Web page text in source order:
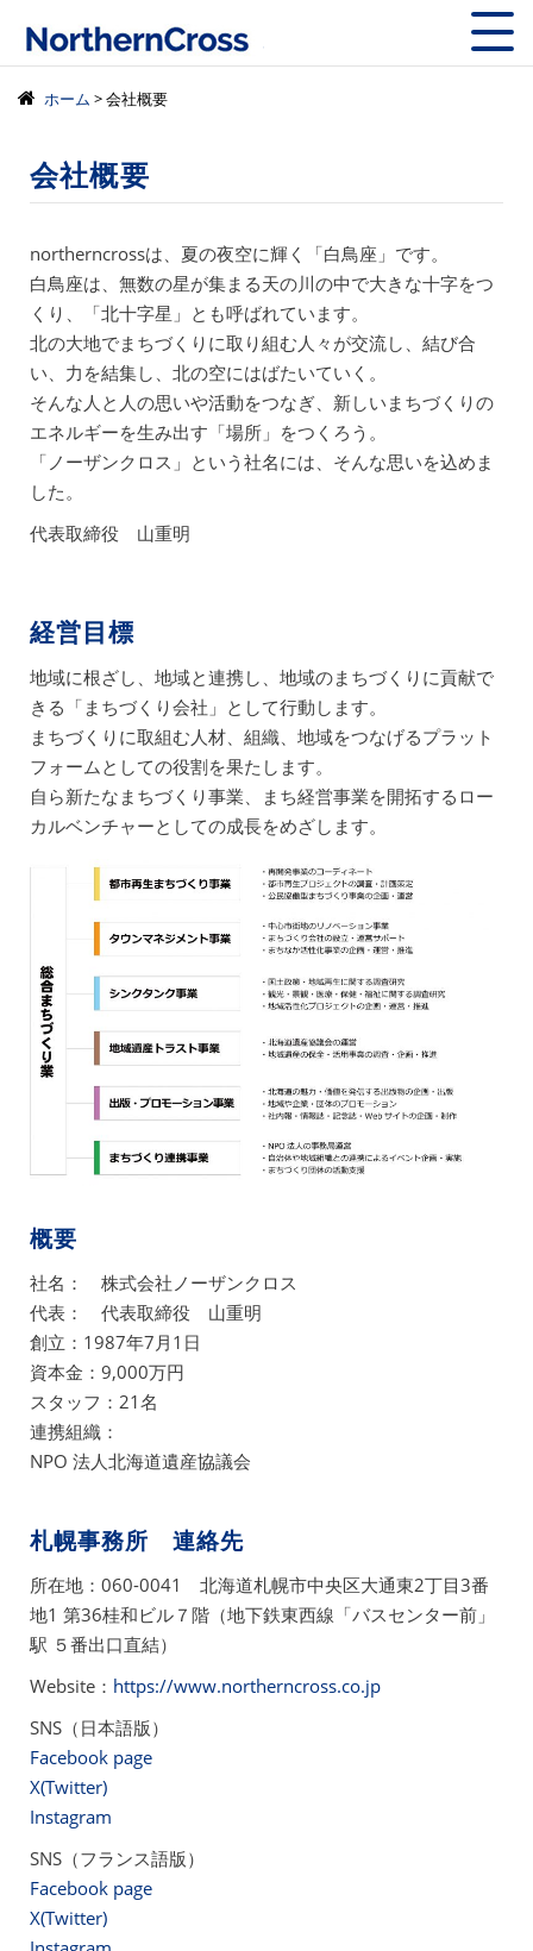
株式会社ノーザン
ホーム > 会社概要
会社概要
northerncrossは、夏の夜空に輝く「白鳥座」です。
白鳥座は、無数の星が集まる天の川の中で大きな十字をつ
くり、「北十字星」とも呼ばれています。
北の大地でまちづくりに取り組む人々が交流し、結び合
い、力を結集し、北の空にはばたいていく。
そんな人と人の思いや活動をつなぎ、新しいまちづくりの
エネルギーを生み出す「場所」をつくろう。
「ノーザンクロス」という社名には、そんな思いを込めま
した。
代表取締役 山重明
経営目標
地域に根ざし、地域と連携し、地域のまちづくりに貢献で
きる「まちづくり会社」として行動します。
まちづくりに取組む人材、組織、地域をつなげるプラット
フォームとしての役割を果たします。
自ら新たなまちづくり事業、まち経営事業を開拓するロー
カルベンチャーとしての成長をめざします。
概要
社名： 株式会社ノーザンクロス
代表： 代表取締役 山重明
創立：1987年7月1日
資本金：9,000万円
スタッフ：21名
連携組織：
NPO 法人北海道遺産協議会
札幌事務所 連絡先
所在地：060-0041 北海道札幌市中央区大通東2丁目3番
地1 第36桂和ビル７階（地下鉄東西線「バスセンター前」
駅 ５番出口直結）
Website： https://www.northerncross.co.jp
SNS（日本語版）
Facebook page
X(Twitter)
Instagram
SNS（フランス語版）
Facebook page
X(Twitter)